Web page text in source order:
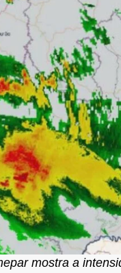
mostra a